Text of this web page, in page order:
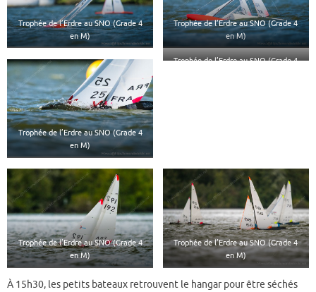
Trophée de l’Erdre au SNO (Grade 4
en M)
Trophée de l’Erdre au SNO (Grade 4
en M)
Trophée de l’Erdre au SNO (Grade 4
en M)
Trophée de l’Erdre au SNO (Grade 4
Trophée de l’Erdre au SNO (Grade 4
en M)
Trophée de l’Erdre au SNO (Grade 4
en M)
À 15h30, les petits bateaux retrouvent le hangar pour être séchés